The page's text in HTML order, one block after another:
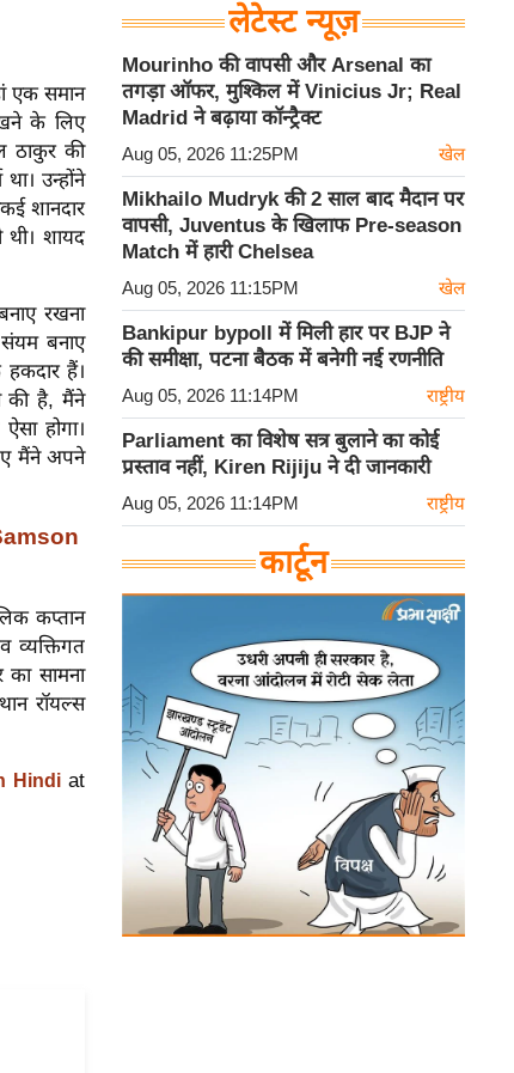
एक समान
के लिए
ठाकुर की
उन्होंने
शानदार
शायद
रखना
बनाए
हैं।
की है, मैंने
होगा।
मैंने अपने
कप्तान
व्यक्तिगत
सामना
रॉयल्स
Hindiat
लेटेस्ट न्यूज़
Mourinho की वापसी और Arsenal का
तगड़ा ऑफर, मुश्किल में Vinicius Jr; Real
Madrid ने बढ़ाया कॉन्ट्रैक्ट
Aug 05, 2026 11:25PM खेल
Mikhailo Mudryk की 2 साल बाद मैदान पर
वापसी, Juventus के खिलाफ Pre-season
Match में हारी Chelsea
Aug 05, 2026 11:15PM खेल
Bankipur bypoll में मिली हार पर BJP ने
की समीक्षा, पटना बैठक में बनेगी नई रणनीति
Aug 05, 2026 11:14PM राष्ट्रीय
Parliament का विशेष सत्र बुलाने का कोई
प्रस्ताव नहीं, Kiren Rijiju ने दी जानकारी
Aug 05, 2026 11:14PM राष्ट्रीय
कार्टून